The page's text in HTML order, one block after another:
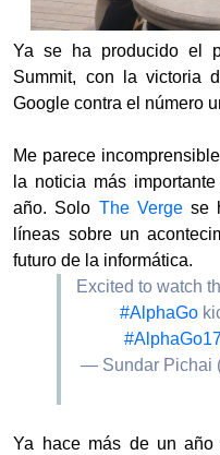
Ya se ha producido el
Summit, con la victoria
Google contra el número
Me parece
la noticia más
año. Solo The Vergese
líneas sobre un
futuro de la informática.
Excited to watch
#AlphaGo
— Sundar Pichai
Ya hace más de un